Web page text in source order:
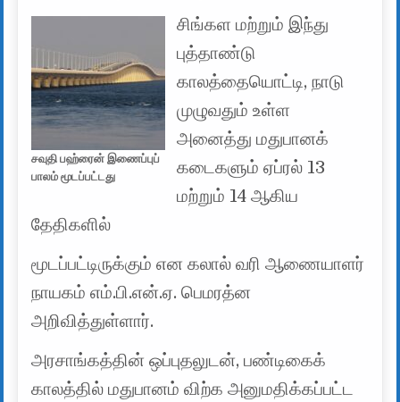
சவுதி பஹ்ரைன் இணைப்புப்
பாலம் மூடப்பட்டது
சிங்கள மற்றும் இந்து
புத்தாண்டு
காலத்தையொட்டி, நாடு
முழுவதும் உள்ள
அனைத்து மதுபானக்
கடைகளும் ஏப்ரல் 13
மற்றும் 14 ஆகிய
தேதிகளில்
மூடப்பட்டிருக்கும் என கலால் வரி ஆணையாளர்
நாயகம் எம்.பி.என்.ஏ. பெமரத்ன
அறிவித்துள்ளார்.
அரசாங்கத்தின் ஒப்புதலுடன், பண்டிகைக்
காலத்தில் மதுபானம் விற்க அனுமதிக்கப்பட்ட